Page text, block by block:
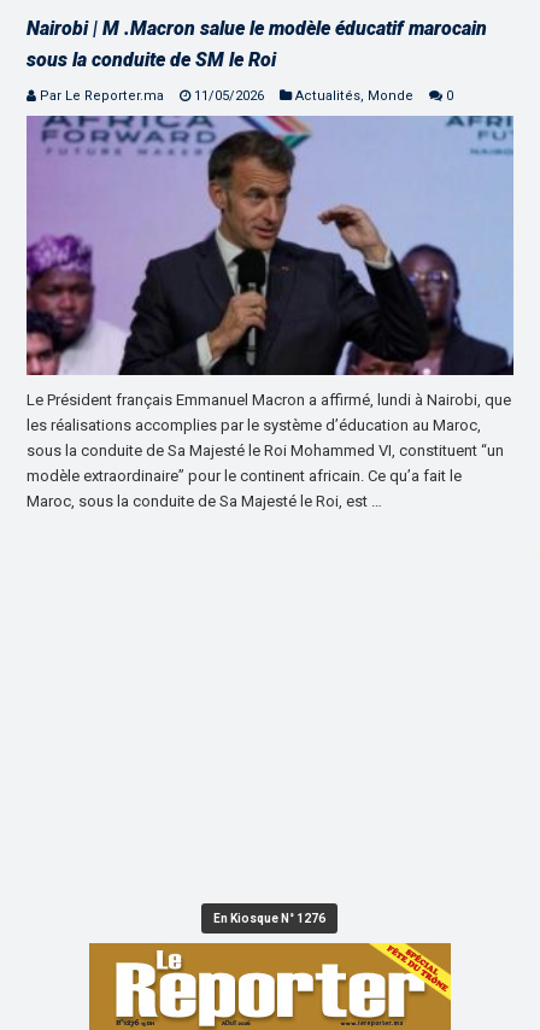
Nairobi | M .Macron salue le modèle éducatif marocain
sous la conduite de SM le Roi
Par Le Reporter.ma 11/05/2026 Actualités, Monde 0
Le Président français Emmanuel Macron a affirmé, lundi à Nairobi, que
les réalisations accomplies par le système d’éducation au Maroc,
sous la conduite de Sa Majesté le Roi Mohammed VI, constituent “un
modèle extraordinaire” pour le continent africain. Ce qu’a fait le
Maroc, sous la conduite de Sa Majesté le Roi, est …
En Kiosque N° 1276